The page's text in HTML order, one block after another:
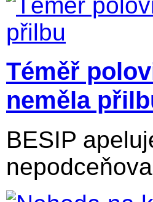
Téměř
neměla
BESIP